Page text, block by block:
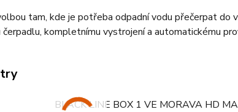
tam, kde je potřeba odpadní vodu přečerpat do
kompletnímu vystrojení a automatickému
BLACK LINE BOX 1 VE MORAVA HD